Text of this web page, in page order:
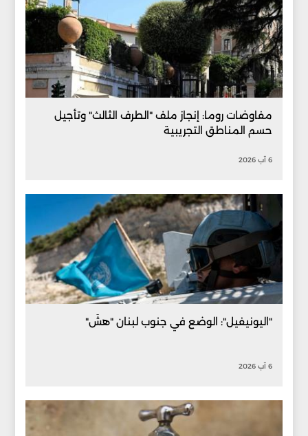
مفاوضات روما: إنجاز ملف "الطرف الثالث" وتأجيل
حسم المناطق التجريبية
6 آب 2026
"اليونيفيل": الوضع في جنوب لبنان "هشّ"
6 آب 2026